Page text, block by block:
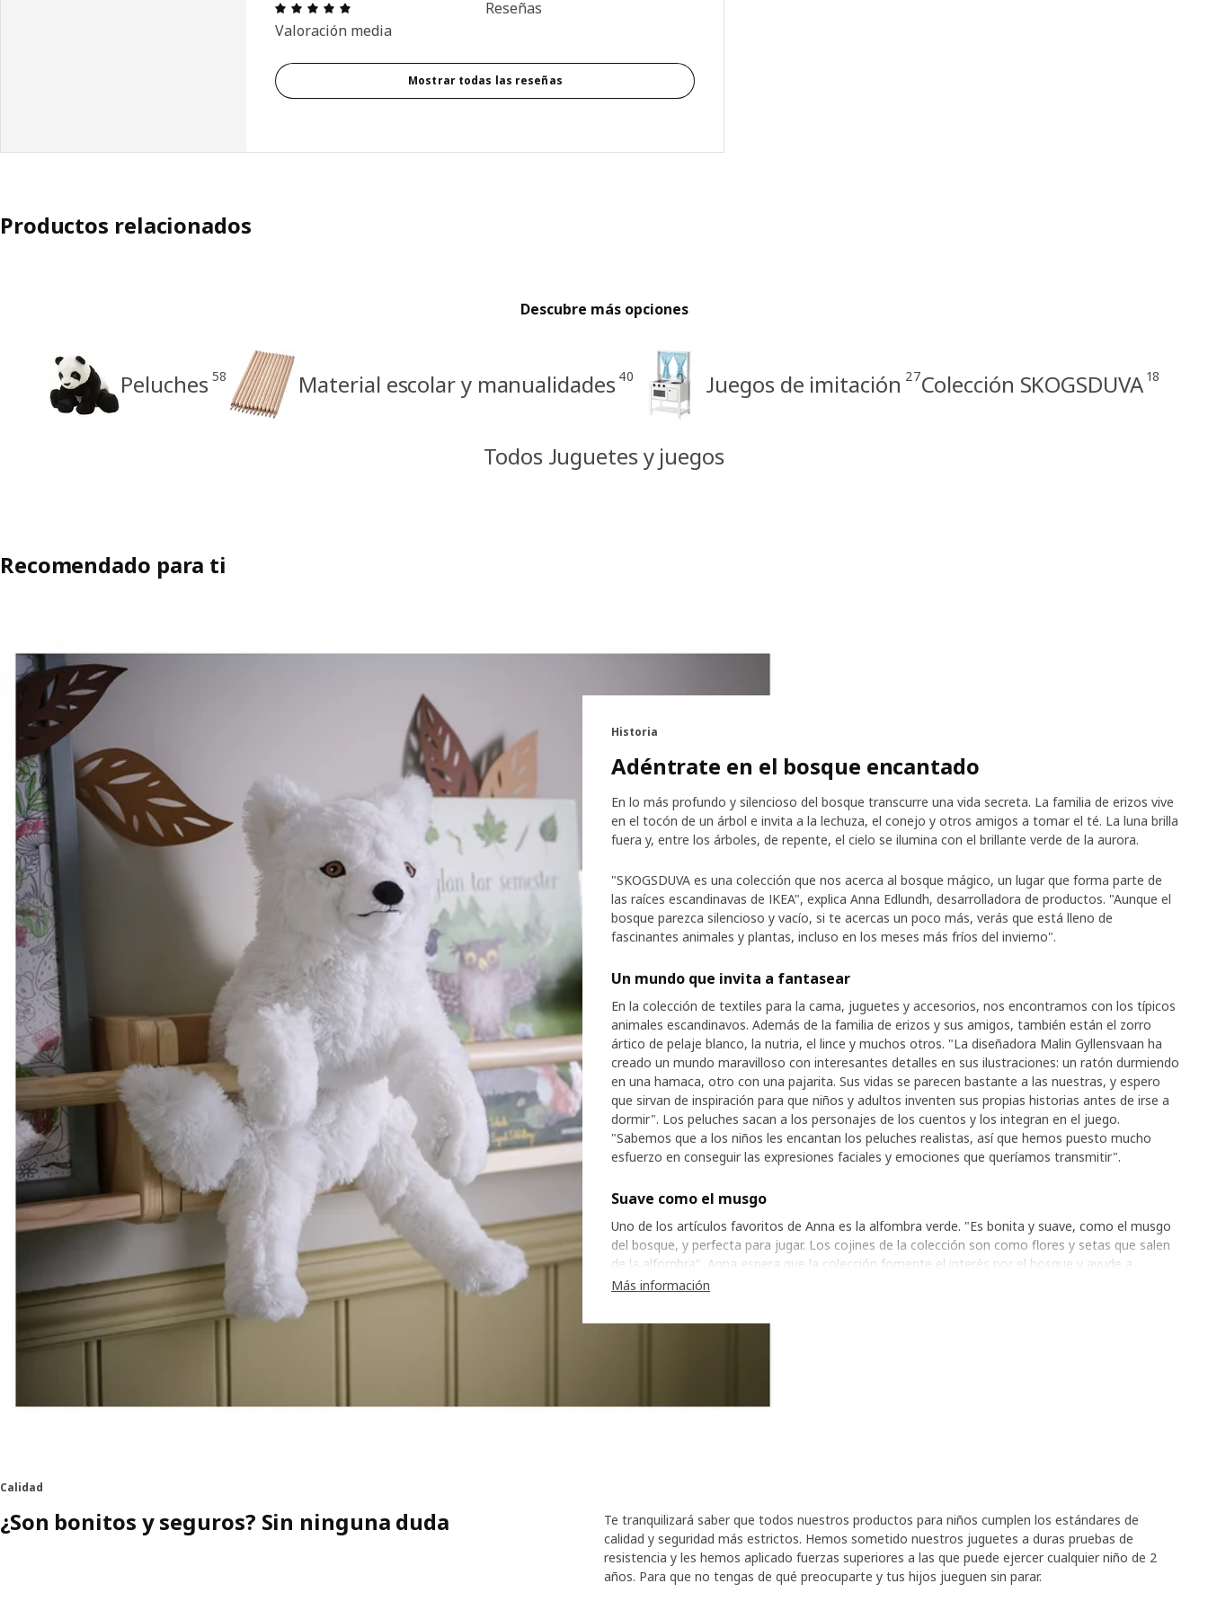
Reseña: 4.8 de 5 estrellas. Revisiones totales: 88
Valoración media
Reseñas
Mostrar todas las reseñas
Productos relacionados
Descubre más opciones
Peluches 58 Material escolar y manualidades 40 Juegos de imitación 27Colección SKOGSDUVA 18
Todos Juguetes y juegos
Recomendado para ti
Historia
Adéntrate en el bosque encantado
En lo más profundo y silencioso del bosque transcurre una vida secreta. La familia de erizos vive
en el tocón de un árbol e invita a la lechuza, el conejo y otros amigos a tomar el té. La luna brilla
fuera y, entre los árboles, de repente, el cielo se ilumina con el brillante verde de la aurora.
"SKOGSDUVA es una colección que nos acerca al bosque mágico, un lugar que forma parte de
las raíces escandinavas de IKEA", explica Anna Edlundh, desarrolladora de productos. "Aunque el
bosque parezca silencioso y vacío, si te acercas un poco más, verás que está lleno de
fascinantes animales y plantas, incluso en los meses más fríos del invierno".
Un mundo que invita a fantasear
En la colección de textiles para la cama, juguetes y accesorios, nos encontramos con los típicos
animales escandinavos. Además de la familia de erizos y sus amigos, también están el zorro
ártico de pelaje blanco, la nutria, el lince y muchos otros. "La diseñadora Malin Gyllensvaan ha
creado un mundo maravilloso con interesantes detalles en sus ilustraciones: un ratón durmiendo
en una hamaca, otro con una pajarita. Sus vidas se parecen bastante a las nuestras, y espero
que sirvan de inspiración para que niños y adultos inventen sus propias historias antes de irse a
dormir". Los peluches sacan a los personajes de los cuentos y los integran en el juego.
"Sabemos que a los niños les encantan los peluches realistas, así que hemos puesto mucho
esfuerzo en conseguir las expresiones faciales y emociones que queríamos transmitir".
Suave como el musgo
Uno de los artículos favoritos de Anna es la alfombra verde. "Es bonita y suave, como el musgo
del bosque, y perfecta para jugar. Los cojines de la colección son como flores y setas que salen
de la alfombra". Anna espera que la colección fomente el interés por el bosque y ayude a
conocerlo mejor. "Después de todo, el bosque es el hogar de muchos animales y plantas, y por
Más información
Calidad
¿Son bonitos y seguros? Sin ninguna duda
Te tranquilizará saber que todos nuestros productos para niños cumplen los estándares de
calidad y seguridad más estrictos. Hemos sometido nuestros juguetes a duras pruebas de
resistencia y les hemos aplicado fuerzas superiores a las que puede ejercer cualquier niño de 2
años. Para que no tengas de qué preocuparte y tus hijos jueguen sin parar.